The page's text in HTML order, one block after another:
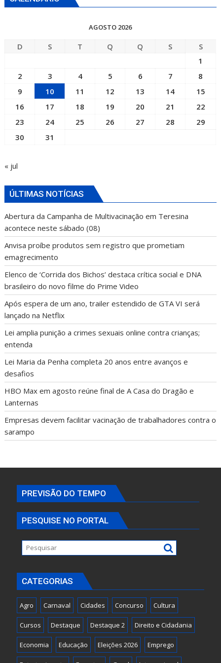
AGOSTO 2026
D S T Q Q S
S
1
2
3 4 5 6 7
8
9
10 11 12 13 14
15
16
17 18 19 20 21
22
23
24 25 26 27 28
29
30
31
« jul
ÚLTIMAS NOTÍCIAS
Abertura da Campanha de Multivacinação em Teresina
acontece neste sábado (08)
Anvisa proíbe produtos sem registro que prometiam
emagrecimento
Elenco de ‘Corrida dos Bichos’ destaca crítica social e DNA
brasileiro do novo filme do Prime Video
Após espera de um ano, trailer estendido de GTA VI será
lançado na Netflix
Lei amplia punição a crimes sexuais online contra crianças;
entenda
Lei Maria da Penha completa 20 anos entre avanços e
desafios
HBO Max em agosto reúne final de A Casa do Dragão e
Lanternas
Empresas devem facilitar vacinação de trabalhadores contra o
sarampo
PREVISÃO DO TEMPO
PESQUISE NO PORTAL
CATEGORIAS
Agro Carnaval Cidades Concurso Cultura
Cursos Destaque Destaque 2 Direito e Cidadania
Economia Educação Eleições 2026 Emprego